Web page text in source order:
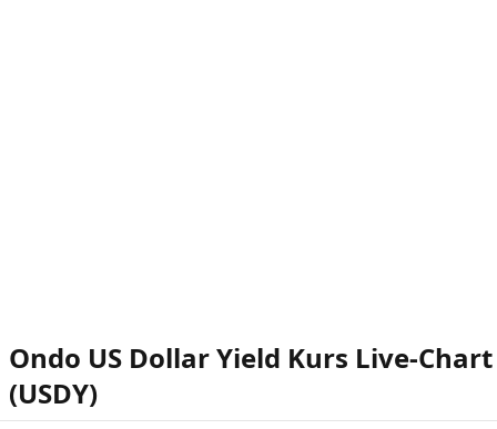
Ondo US Dollar Yield Kurs Live-Chart
(USDY)